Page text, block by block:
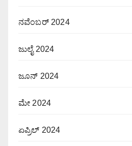
ನವೆಂಬರ್ 2024
ಜುಲೈ 2024
ಜೂನ್ 2024
ಮೇ 2024
ಏಪ್ರಿಲ್ 2024